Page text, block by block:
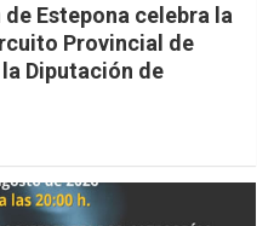
Estepona celebra la
Provincial de
Diputación de